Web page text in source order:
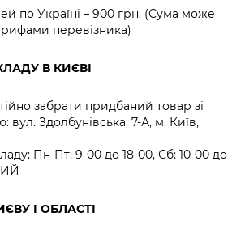
по Україні – 900 грн. (Сума може
перевізника)
В КИЄВІ
забрати придбаний товар зі
вул. Здолбунівська, 7-А, м. Київ,
Пн-Пт: 9-00 до 18-00, Сб: 10-00 до
І ОБЛАСТІ